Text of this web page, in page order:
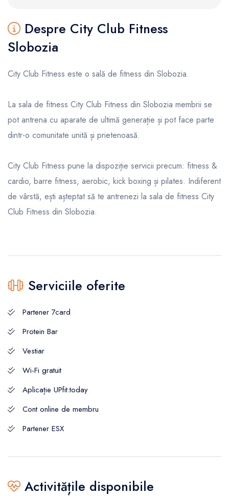
Despre City Club Fitness
Slobozia
City Club Fitness este o sală de fitness din Slobozia.
La sala de fitness City Club Fitness din Slobozia membrii se
pot antrena cu aparate de ultimă generație și pot face parte
dintr-o comunitate unită și prietenoasă.
City Club Fitness pune la dispoziție servicii precum: fitness &
cardio, barre fitness, aerobic, kick boxing și pilates. Indiferent
de vârstă, ești așteptat să te antrenezi la sala de fitness City
Club Fitness din Slobozia.
Serviciile oferite
Partener 7card
Protein Bar
Vestiar
Wi-Fi gratuit
Aplicație UPfit.today
Cont online de membru
Partener ESX
Activitățile disponibile